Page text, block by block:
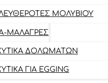
ΜΟΛΥΒΙΟΎ
ΜΑΛΆΓΡΕΣ
ΔΟΛΩΜΆΤΩΝ
ΓΙΑ EGGING